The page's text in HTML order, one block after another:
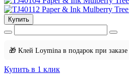
Купить
🎁 Клей Loymina в подарок при
Купить в 1 клик